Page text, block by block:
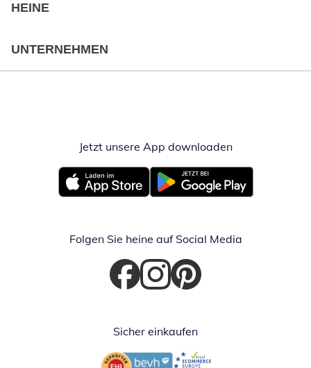
HEINE
UNTERNEHMEN
Jetzt unsere App downloadenÖffnet in
Öffnet in neuem FensterÖffnet in neuem Fenster
Folgen Sie heine auf Social Media
Öffnet in neuem Fenster
Öffnet in neuem Fenster
Öffnet in neuem Fenster
Sicher einkaufen